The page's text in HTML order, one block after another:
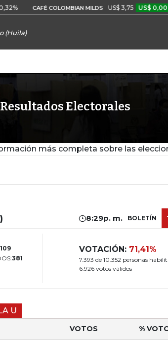
CAFÉ COLOMBIAN MILDS US$ 3,75 US$ 0,00 +0,01%
(Huila)
Resultados Electorales
más completa sobre las
8:29p. m. BOLETÍN
109
381
VOTACIÓN: 71,41%
7.393 de 10.352 personas
6.926 votos válidos
U
VOTOS %